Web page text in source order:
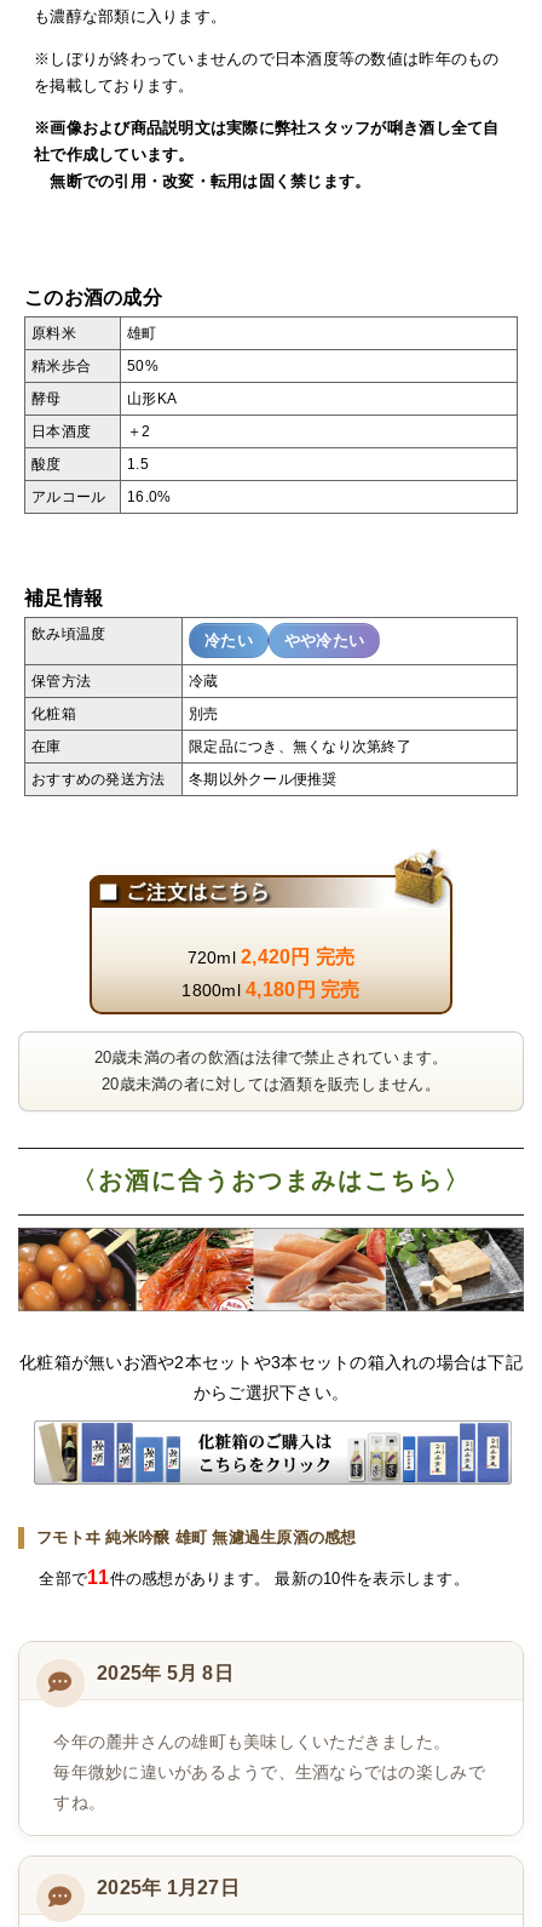
も濃醇な部類に入ります。
※しぼりが終わっていませんので日本酒度等の数値は昨年のもの
を掲載しております。
※画像および商品説明文は実際に弊社スタッフが唎き酒し全て自
社で作成しています。
無断での引用・改変・転用は固く禁じます。
このお酒の成分
原料米 雄町
精米歩合 50%
酵母 山形KA
日本酒度 ＋2
酸度 1.5
アルコール 16.0%
補足情報
飲み頃温度 冷たい やや冷たい
保管方法 冷蔵
化粧箱 別売
在庫 限定品につき、無くなり次第終了
おすすめの発送方法 冬期以外クール便推奨
720ml2,420円 完売
1800ml4,180円 完売
20歳未満の者の飲酒は法律で禁止されています。
20歳未満の者に対しては酒類を販売しません。
〈お酒に合うおつまみはこちら〉
化粧箱が無いお酒や2本セットや3本セットの箱入れの場合は下記
からご選択下さい。
フモトヰ 純米吟醸 雄町 無濾過生原酒の感想
全部で11件の感想があります。 最新の10件を表示します。
2025年 5月 8日
今年の麓井さんの雄町も美味しくいただきました。
毎年微妙に違いがあるようで、生酒ならではの楽しみで
すね。
2025年 1月27日